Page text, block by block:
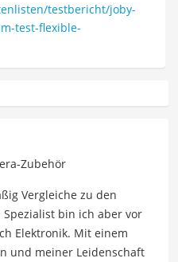
testbericht/joby-
test-flexible-
Zubehör
Vergleiche zu den
bin ich aber vor
Elektronik. Mit einem
und meiner Leidenschaft